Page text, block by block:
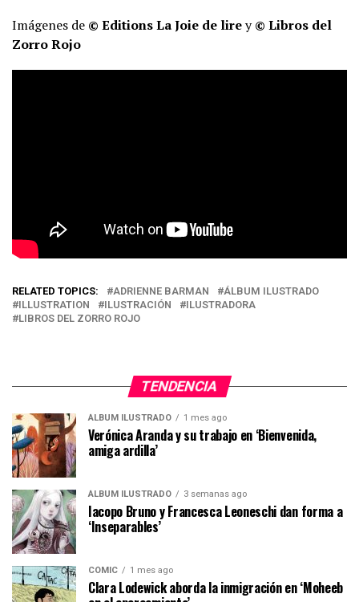
Imágenes de © Editions La Joie de lirey© Libros del
Zorro Rojo
RELATED TOPICS: ADRIENNE BARMAN
ÁLBUM ILUSTRADO
ILLUSTRATION
ILUSTRACIÓN
ILUSTRADORA
LIBROS DEL ZORRO ROJO
TENDENCIA
ÁLBUM ILUSTRADO 1 mes ago
Verónica Aranda y su trabajo en ‘Bienvenida,
amiga ardilla’
ÁLBUM ILUSTRADO 3 semanas ago
Iacopo Bruno y Francesca Leoneschi dan forma a
‘Inseparables’
CÓMIC 1 mes ago
Clara Lodewick aborda la inmigración en ‘Moheeb